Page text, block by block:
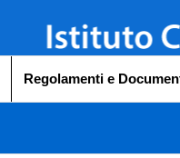
Regolamenti e